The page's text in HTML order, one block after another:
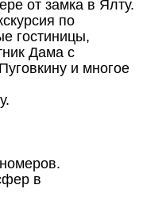
от замка в Ялту.
по
гостиницы,
Дама с
и многое
в